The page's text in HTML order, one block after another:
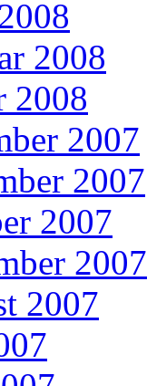
2008
2008
2007
2007
2007
2007
2007